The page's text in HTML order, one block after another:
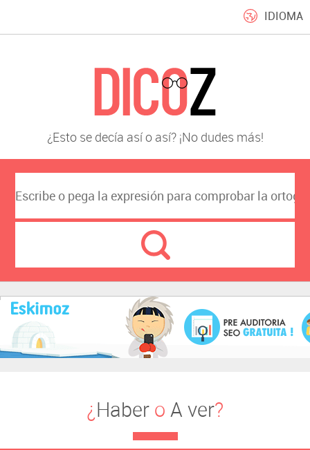
IDIOMA
¿Esto se decía así o así? ¡No dudes más!
¿ Haber o A ver?